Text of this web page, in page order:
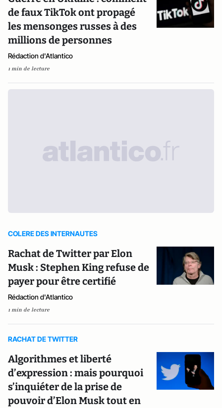
de faux TikTok ont ​​propagé
les mensonges russes à des
millions de personnes
Rédaction d'Atlantico
1 min de lecture
COLERE DES INTERNAUTES
Rachat de Twitter par Elon
Musk : Stephen King refuse de
payer pour être certifié
Rédaction d'Atlantico
1 min de lecture
RACHAT DE TWITTER
Algorithmes et liberté
d’expression : mais pourquoi
s’inquiéter de la prise de
pouvoir d’Elon Musk tout en